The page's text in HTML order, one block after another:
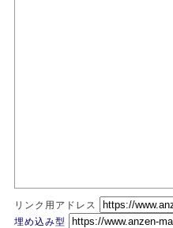
リンク用アドレス
埋め込み型